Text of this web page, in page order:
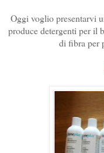
Oggi voglio presentarvi
produce detergenti per il
di fibra per